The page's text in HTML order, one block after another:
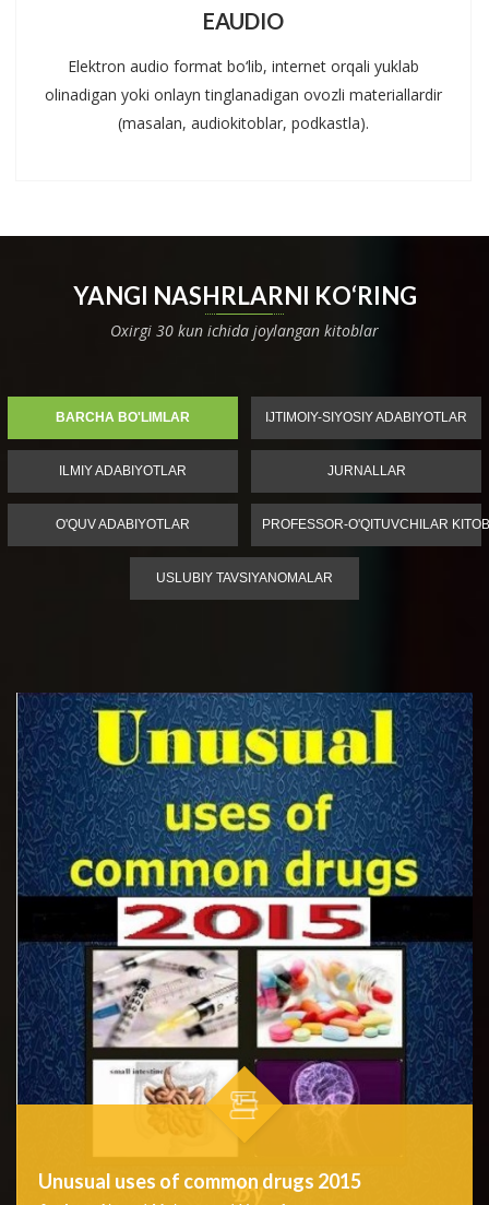
EAUDIO
Elektron audio format bo‘lib, internet orqali yuklab
olinadigan yoki onlayn tinglanadigan ovozli materiallardir
(masalan, audiokitoblar, podkastla).
YANGI NASHRLARNI KO‘RING
Oxirgi 30 kun ichida joylangan kitoblar
BARCHA BO'LIMLAR IJTIMOIY-SIYOSIY ADABIYOTLAR
ILMIY ADABIYOTLAR JURNALLAR
O'QUV ADABIYOTLAR PROFESSOR-O'QITUVCHILAR
USLUBIY TAVSIYANOMALAR
Unusual uses of common drugs 2015